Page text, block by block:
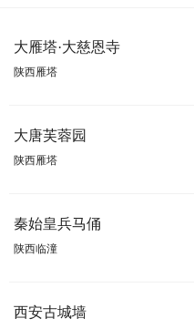
大雁塔·大慈恩寺
陕西雁塔
大唐芙蓉园
陕西雁塔
秦始皇兵马俑
陕西临潼
西安古城墙